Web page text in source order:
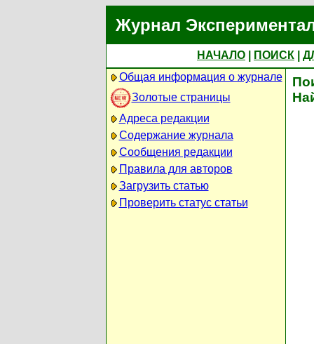
Журнал
НАЧАЛО ПОИСК
Общая информация о журнале
Золотые страницы
Адреса редакции
Содержание журнала
Сообщения редакции
Правила для авторов
Загрузить статью
Проверить статус статьи